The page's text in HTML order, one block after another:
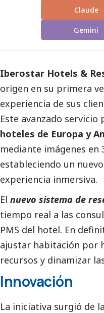
Claude
Gemini
Iberostar Hotels &
origen en su primera
experiencia de sus
Este avanzado servicio
hoteles de Europa y
mediante imágenes en
estableciendo un
experiencia inmersiva.
El nuevo sistema de
tiempo real a las
PMS del hotel. En
ajustar habitación por
recursos y dinamizar
Innovación
La iniciativa surgió de la